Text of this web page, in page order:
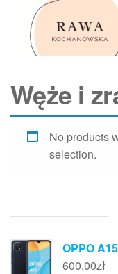
Przejdź
Węże i
No products
selection.
OPPO
600,00zł